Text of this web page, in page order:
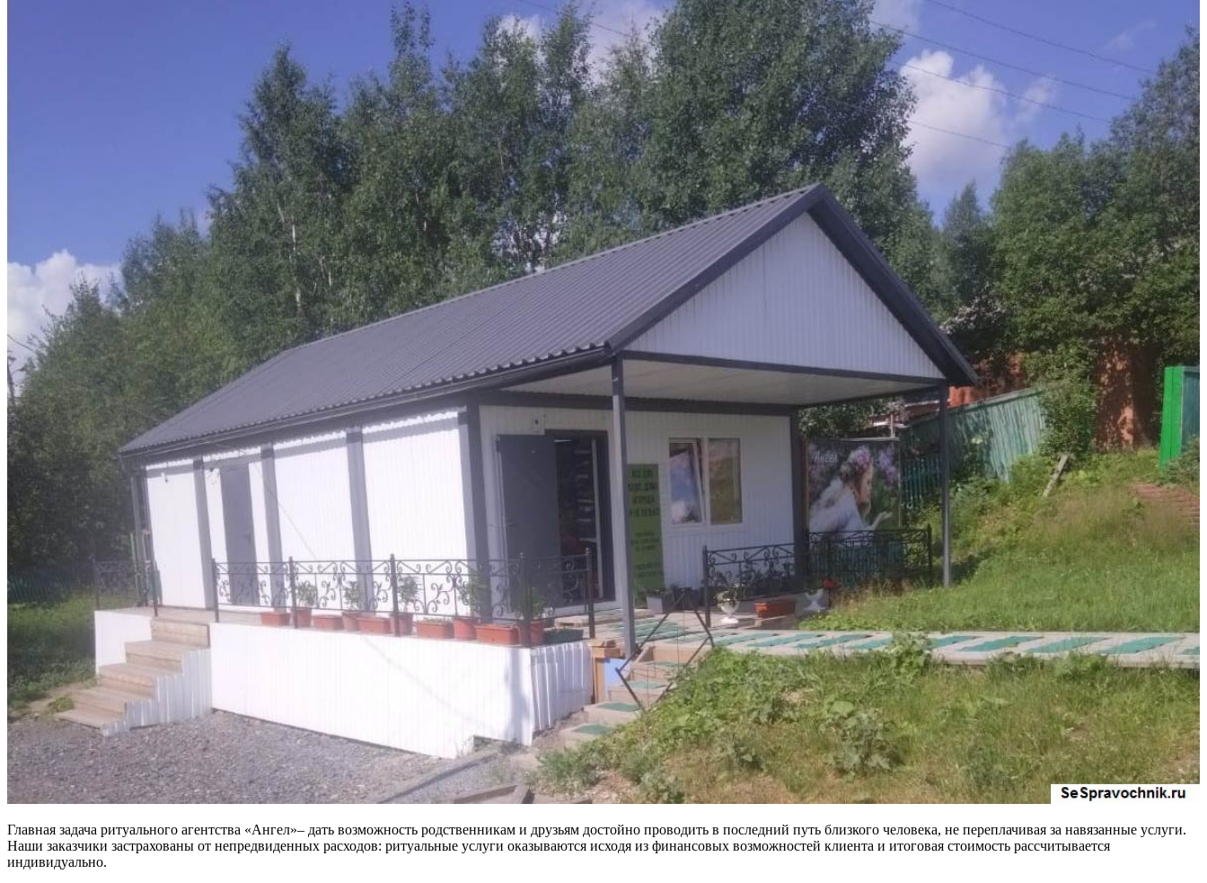
Главная задача ритуального агентства «Ангел»– дать возможность родственникам и друзьям достойно проводить в последний путь близкого человека, не переплачивая за навязанные услуги.
Наши заказчики застрахованы от непредвиденных расходов: ритуальные услуги оказываются исходя из финансовых возможностей клиента и итоговая стоимость рассчитывается
индивидуально.